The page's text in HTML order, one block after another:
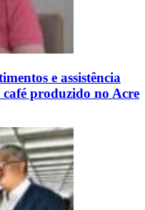
e assistência
produzido no Acre